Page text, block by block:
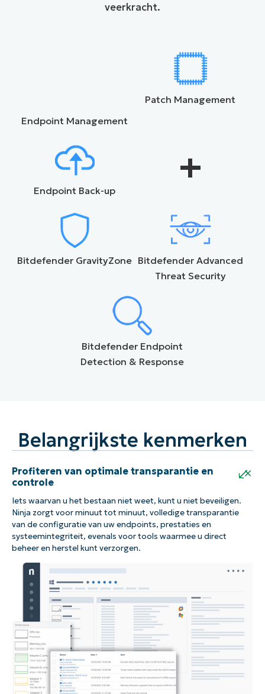
veerkracht.
Endpoint Management
Patch Management
Endpoint Back-up
+
Bitdefender GravityZone Bitdefender Advanced
Threat Security
Bitdefender Endpoint
Detection & Response
Belangrijkste kenmerken
Profiteren van optimale transparantie en
controle
+
Iets waarvan u het bestaan niet weet, kunt u niet beveiligen.
Ninja zorgt voor minuut tot minuut, volledige transparantie
van de configuratie van uw endpoints, prestaties en
systeemintegriteit, evenals voor tools waarmee u direct
beheer en herstel kunt verzorgen.